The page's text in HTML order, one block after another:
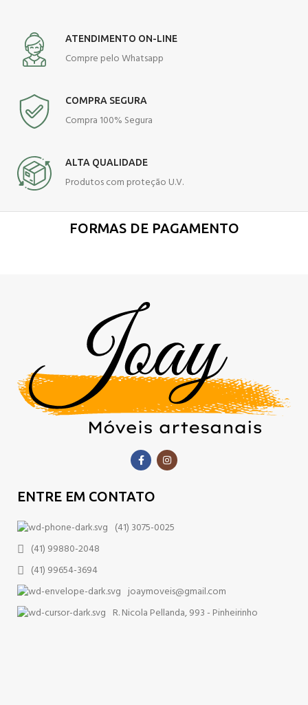
ATENDIMENTO ON-LINE
Compre pelo Whatsapp
COMPRA SEGURA
Compra 100% Segura
ALTA QUALIDADE
Produtos com proteção U.V.
FORMAS DE PAGAMENTO
ENTRE EM CONTATO
(41) 3075-0025
(41) 99880-2048
(41) 99654-3694
joaymoveis@gmail.com
R. Nicola Pellanda, 993 - Pinheirinho